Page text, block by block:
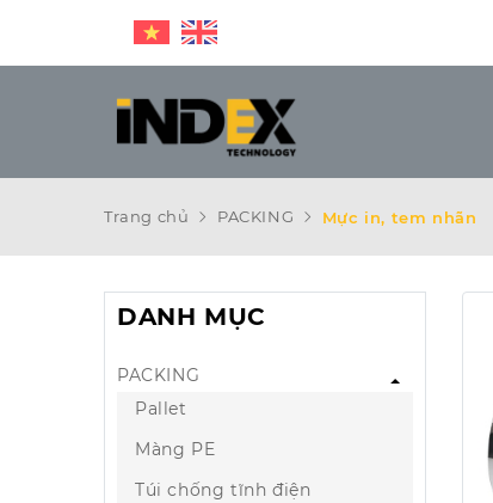
Trang chủ PACKING Mực in, tem nhãn
DANH MỤC
PACKING
Pallet
Màng PE
Túi chống tĩnh điện